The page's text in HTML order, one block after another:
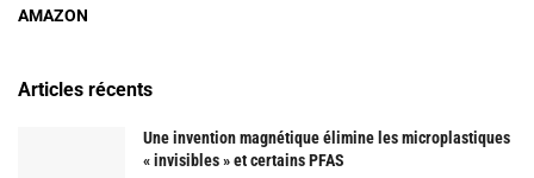
AMAZON
Articles récents
Une invention magnétique élimine les microplastiques
« invisibles » et certains PFAS